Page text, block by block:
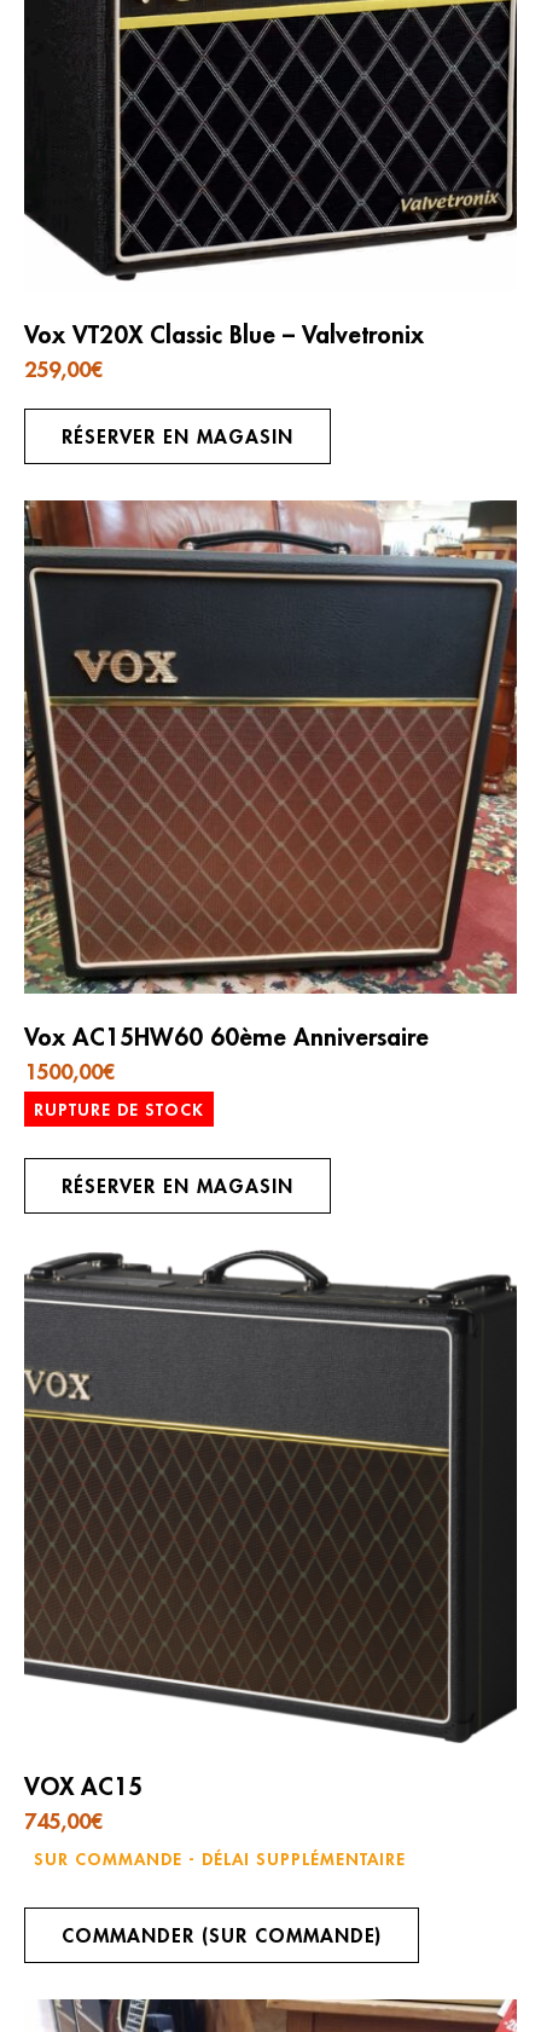
Vox VT20X Classic Blue – Valvetronix
259,00€
RÉSERVER EN MAGASIN
Vox AC15HW60 60ème Anniversaire
1500,00€
RUPTURE DE STOCK
RÉSERVER EN MAGASIN
VOX AC15
745,00€
SUR COMMANDE - DÉLAI SUPPLÉMENTAIRE
COMMANDER (SUR COMMANDE)